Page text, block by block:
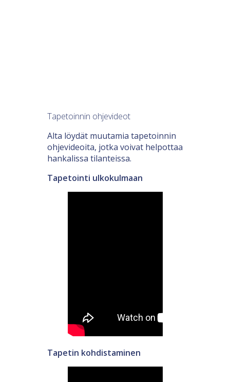
Tapetoinnin ohjevideot
Alta löydät muutamia tapetoinnin
ohjevideoita, jotka voivat helpottaa
hankalissa tilanteissa.
Tapetointi ulkokulmaan
Tapetin kohdistaminen